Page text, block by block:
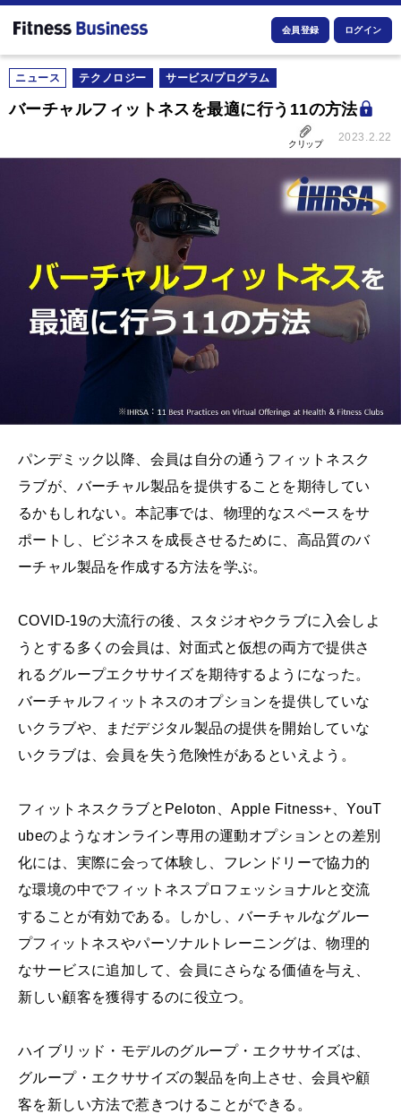
会員登録 ログイン
ニュース テクノロジー サービス/プログラム
バーチャルフィットネスを最適に行う11の方法
クリップ
2023.2.22
パンデミック以降、会員は自分の通うフィットネスク
ラブが、バーチャル製品を提供することを期待してい
るかもしれない。本記事では、物理的なスペースをサ
ポートし、ビジネスを成長させるために、高品質のバ
ーチャル製品を作成する方法を学ぶ。
COVID-19の大流行の後、スタジオやクラブに入会しよ
うとする多くの会員は、対面式と仮想の両方で提供さ
れるグループエクササイズを期待するようになった。
バーチャルフィットネスのオプションを提供していな
いクラブや、まだデジタル製品の提供を開始していな
いクラブは、会員を失う危険性があるといえよう。
フィットネスクラブとPeloton、Apple Fitness+、YouT
ubeのようなオンライン専用の運動オプションとの差別
化には、実際に会って体験し、フレンドリーで協力的
な環境の中でフィットネスプロフェッショナルと交流
することが有効である。しかし、バーチャルなグルー
プフィットネスやパーソナルトレーニングは、物理的
なサービスに追加して、会員にさらなる価値を与え、
新しい顧客を獲得するのに役立つ。
ハイブリッド・モデルのグループ・エクササイズは、
グループ・エクササイズの製品を向上させ、会員や顧
客を新しい方法で惹きつけることができる。